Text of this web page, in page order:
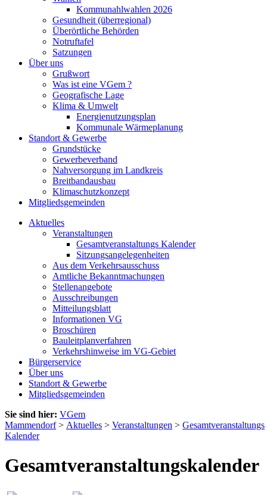
Kommunahlwahlen 2026
Gesundheit (überregional)
Überörtliche Behörden
Notruftafel
Satzungen
Über uns
Grußwort
Was ist eine VGem ?
Geografische Lage
Klima & Umwelt
Energienutzungsplan
Kommunale Wärmeplanung
Standort & Gewerbe
Grundstücke
Gewerbeverband
Nahversorgung im Landkreis
Breitbandausbau
Klimaschutzkonzept
Mitgliedsgemeinden
Aktuelles
Veranstaltungen
Gesamtveranstaltungs Kalender
Sitzungsangelegenheiten
Aus dem Verkehrsausschuss
Amtliche Bekanntmachungen
Stellenangebote
Ausschreibungen
Mitteilungsblatt
Informationen VG
Broschüren
Bauleitplanverfahren
Verkehrshinweise im VG-Gebiet
Bürgerservice
Über uns
Standort & Gewerbe
Mitgliedsgemeinden
Sie sind hier: VGem
Mammendorf> Aktuelles > Veranstaltungen > Gesamtveranstaltungs
Kalender
Gesamtveranstaltungskalender